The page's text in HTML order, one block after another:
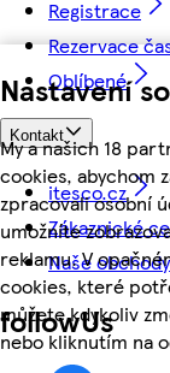
Nastavení
My a našich 18
cookies, abychom
zpracovali osobní
umožníte
reklamu. V
cookies, které
můžete kdykoliv
nebo kliknutím na
Registrace
Rezervace
Oblíbené
Kontakt
itesco.cz
Zákaznické
Naše obchody
followUs